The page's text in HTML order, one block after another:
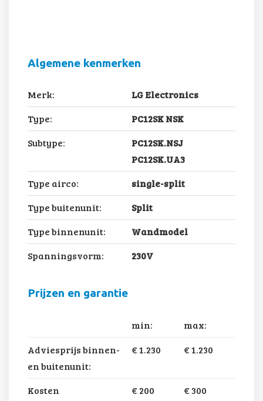
Algemene kenmerken
Merk:
LG Electronics
Type:
PC12SK NSK
Subtype:
PC12SK.NSJ
PC12SK.UA3
Type airco:
single-split
Type buitenunit:
Split
Type binnenunit:
Wandmodel
Spanningsvorm:
230V
Prijzen en garantie
min:
max:
Adviesprijs binnen-
en buitenunit:
€ 1.230 € 1.230
Kosten
€ 200 € 300